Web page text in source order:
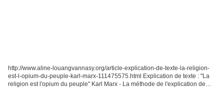
http://www.aline-louangvannasy.org/article-explication-de-texte-la-religion-
est-l-opium-du-peuple-karl-marx-111475575.html Explication de texte : "La
religion est l'opium du peuple" Karl Marx - La méthode de l'explication de